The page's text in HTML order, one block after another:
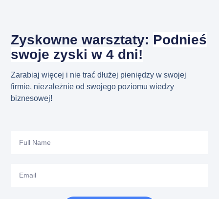
Zyskowne warsztaty: Podnieś
swoje zyski w 4 dni!
Zarabiaj więcej i nie trać dłużej pieniędzy w swojej
firmie, niezależnie od swojego poziomu wiedzy
biznesowej!